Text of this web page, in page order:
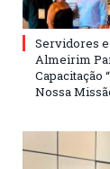
Servidores
Almeirim
Capacitação
Nossa